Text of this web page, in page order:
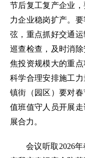
节后复工复产企业
力企业稳岗扩产。
弦，重点抓好交通
巡查检查，及时消
焦投资规模大的重
科学合理安排施工
镇街（园区）要对
值班值守人员开展
展合力。
会议听取2026